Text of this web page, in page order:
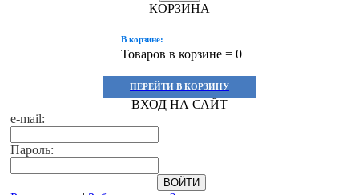
КОРЗИНА
В корзине:
Товаров в корзине = 0
ПЕРЕЙТИ В КОРЗИНУ
ВХОД НА САЙТ
e-mail:
Пароль: